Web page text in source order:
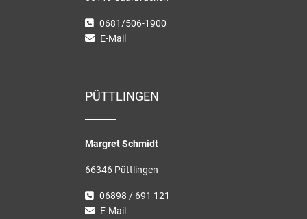
0681/506-1900
E-Mail
PÜTTLINGEN
Margret Schmidt
66346 Püttlingen
06898 / 691 121
E-Mail